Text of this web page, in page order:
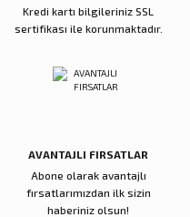
Kredi kartı bilgileriniz SSL
sertifikası ile korunmaktadır.
AVANTAJLI FIRSATLAR
Abone olarak avantajlı
fırsatlarımızdan ilk sizin
haberiniz olsun!